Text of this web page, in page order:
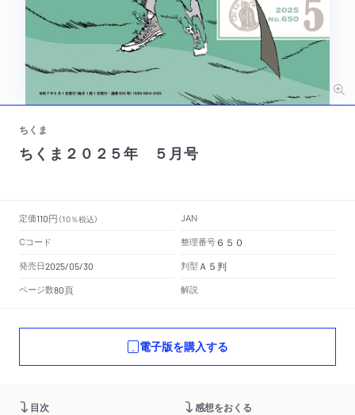
ちくま
ちくま２０２５年 ５月号
定価110円 （10％税込）
JAN
Cコード
整理番号 ６５０
発売日2025/05/30 判型 Ａ５判
ページ数80頁 解説
電子版を購入する
目次 感想をおくる